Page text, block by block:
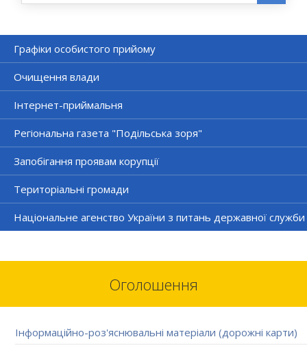
Графіки особистого прийому
Очищення влади
Інтернет-приймальня
Регіональна газета "Подільська зоря"
Запобігання проявам корупції
Територіальні громади
Національне агенство України з питань державної служби
Оголошення
Інформаційно-роз'яснювальні матеріали (дорожні карти)